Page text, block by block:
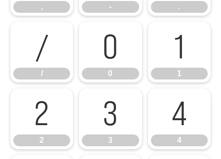
, - .
/
/
0
0
1
1
2
2
3
3
4
4